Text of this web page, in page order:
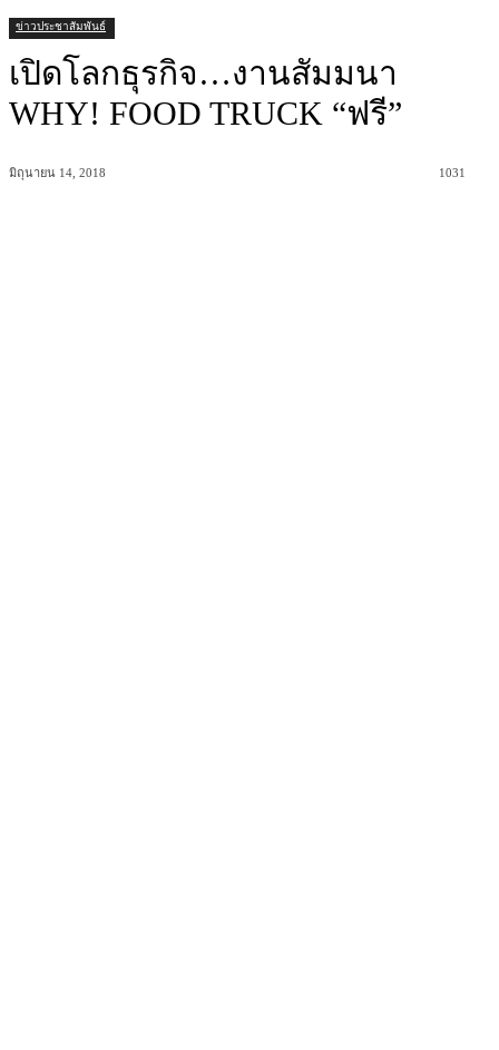
ข่าวประชาสัมพันธ์
เปิดโลกธุรกิจ…งานสัมมนา
WHY! FOOD TRUCK “ฟรี”
มิถุนายน 14, 2018 1031